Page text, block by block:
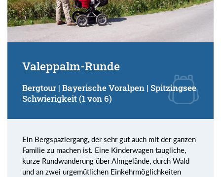
Valeppalm-Runde
Bergtour | Bayerische Voralpen | Spitzingsee
Schwierigkeit (1 von 6)
Ein Bergspaziergang, der sehr gut auch mit der ganzen
Familie zu machen ist. Eine Kinderwagen taugliche,
kurze Rundwanderung über Almgelände, durch Wald
und an zwei urgemütlichen Einkehrmöglichkeiten